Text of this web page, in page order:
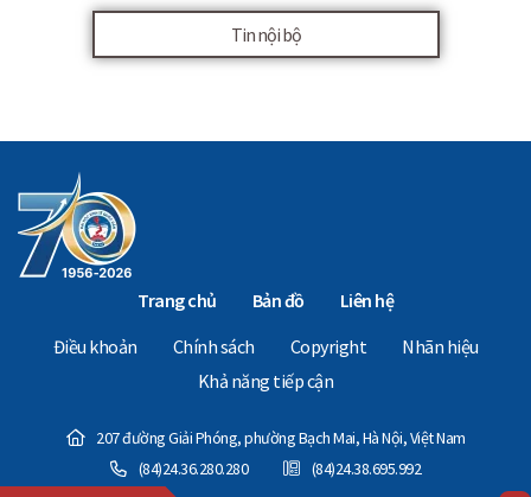
Tin nội bộ
Trang chủ Bản đồ
Liên hệ
Điều khoản
Chính sách Copyright
Nhãn hiệu
Khả năng tiếp cận
207 đường Giải Phóng, phường Bạch Mai, Hà Nội, Việt Nam
(84)24.36.280.280
(84)24.38.695.992